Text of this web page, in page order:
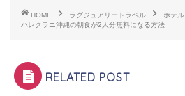
HOME ラグジュアリートラベル
ホテル
ハレクラニ沖縄の朝食が2人分無料になる方法
RELATED POST